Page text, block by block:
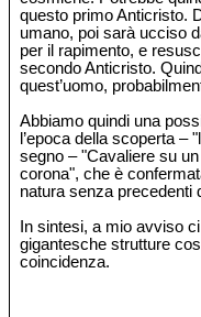
questo primo Anticristo.
umano, poi sarà ucciso
per il rapimento, e
secondo Anticristo.
quest’uomo,
Abbiamo quindi una
l’epoca della scoperta –
segno – "Cavaliere su
corona", che è
natura senza precedenti
In sintesi, a mio avviso
gigantesche strutture
coincidenza.